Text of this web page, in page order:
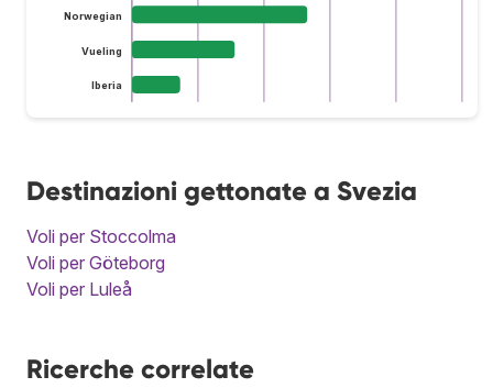
Norwegian
Vueling
Iberia
Destinazioni gettonate a Svezia
Voli per Stoccolma
Voli per Göteborg
Voli per Luleå
Ricerche correlate